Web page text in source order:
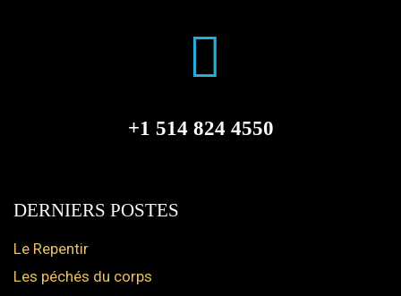
+1 514 824 4550
DERNIERS POSTES
Le Repentir
Les péchés du corps